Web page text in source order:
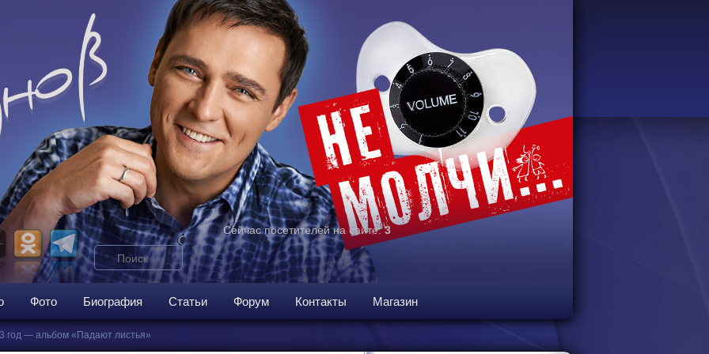
Поиск
Сейчас посетителей на сайте:3
Фото Биография Статьи Форум Контакты Магазин
год — альбом «Падают листья»